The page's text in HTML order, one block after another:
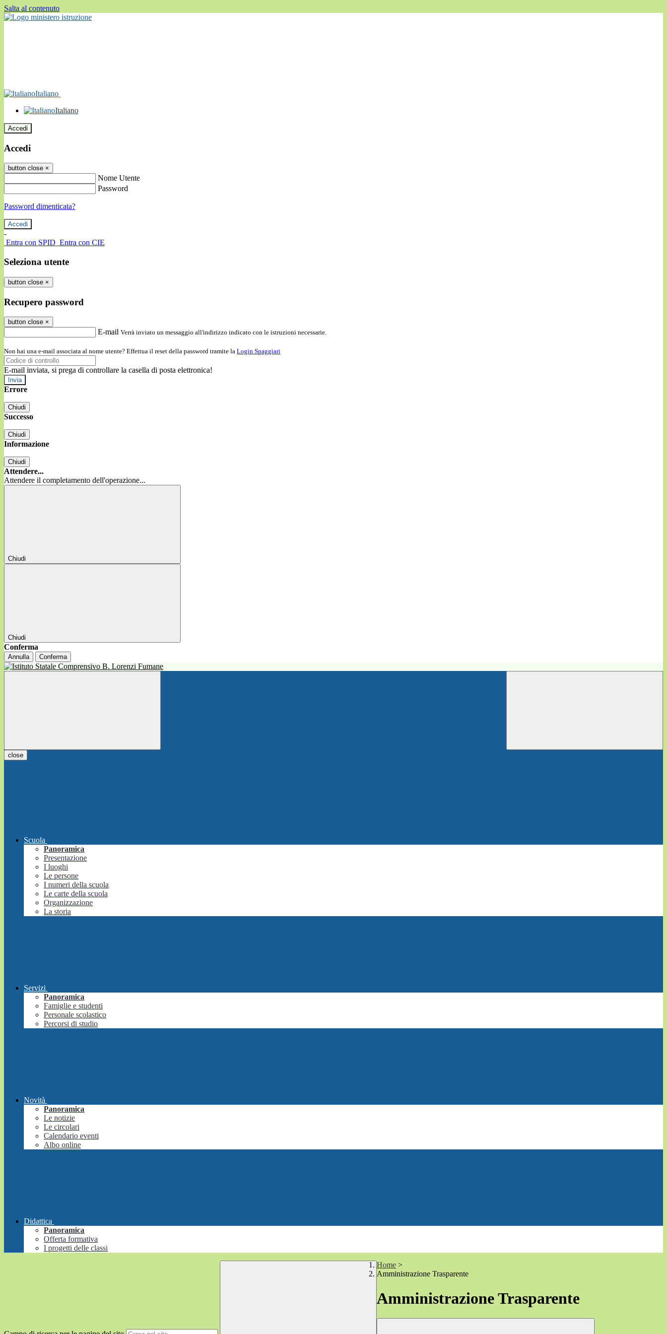
Salta al contenuto
Italiano
Italiano
Accedi
Accedi
button close ×
Nome Utente
Password
Password dimenticata?
-
Entra con SPID Entra con CIE
Seleziona utente
button close ×
Recupero password
button close ×
E-mail Verrà inviato un messaggio all'indirizzo indicato con le istruzioni necessarie.
Non hai una e-mail associata al nome utente? Effettua il reset della password tramite la Login Spaggiari
E-mail inviata, si prega di controllare la casella di posta elettronica!
Errore
Chiudi
Successo
Chiudi
Informazione
Chiudi
Attendere...
Attendere il completamento dell'operazione...
Chiudi
Chiudi
Conferma
Annulla Conferma
close
Scuola
Panoramica
Presentazione
I luoghi
Le persone
I numeri della scuola
Le carte della scuola
Organizzazione
La storia
Servizi
Panoramica
Famiglie e studenti
Personale scolastico
Percorsi di studio
Novità
Panoramica
Le notizie
Le circolari
Calendario eventi
Albo online
Didattica
Panoramica
Offerta formativa
I progetti delle classi
Home >
Amministrazione Trasparente
Amministrazione Trasparente